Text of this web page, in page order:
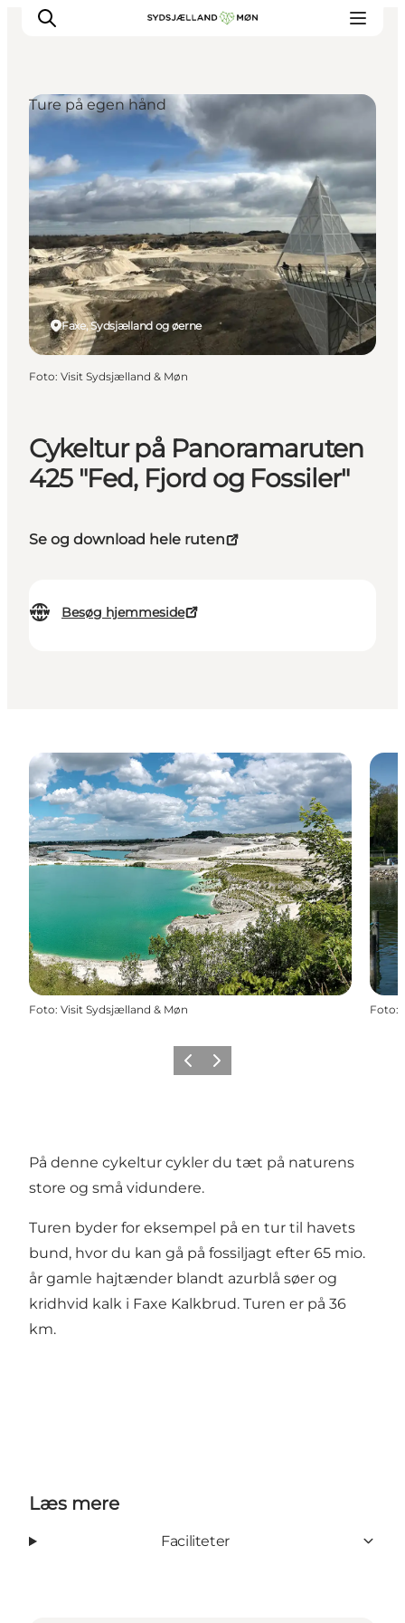
Oplev
Byer og steder
Events
Spis
Overnat
Planlæg din tur
Cykeltur på Panoramaruten
425 "Fed, Fjord og Fossiler"
Se og download hele ruten
Besøg hjemmeside
Faxe, Sydsjælland og øerne
Ture på egen hånd
Foto: Visit Sydsjælland & Møn
Foto: Visit Sydsjælland & Møn Foto:
ForrigeNæste
På denne cykeltur cykler du tæt på naturens
store og små vidundere.
Turen byder for eksempel på en tur til havets
bund, hvor du kan gå på fossiljagt efter 65 mio.
år gamle hajtænder blandt azurblå søer og
kridhvid kalk i Faxe Kalkbrud. Turen er på 36
km.
Læs mere
Faciliteter